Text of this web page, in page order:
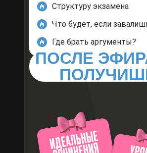
Структуру экзамена
Что будет, если
Где брать аргументы?
ПОСЛЕ